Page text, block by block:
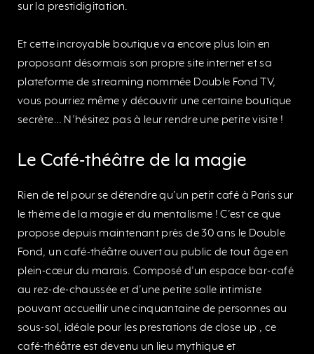
sur la prestidigitation.
Et cette incroyable boutique va encore plus loin en
proposant désormais son propre site internet et sa
plateforme de streaming nommée Double Fond TV,
vous pourriez même y découvrir une certaine boutique
secrète… N’hésitez pas à leur rendre une petite visite !
Le Café-théâtre de la magie
Rien de tel pour se détendre qu’un petit café à Paris sur
le thème de la magie et du mentalisme ! C’est ce que
propose depuis maintenant près de 30 ans le Double
Fond, un café-théâtre ouvert au public de tout âge en
plein-cœur du marais. Composé d’un espace bar-café
au rez-de-chaussée et d’une petite salle intimiste
pouvant accueillir une cinquantaine de personnes au
sous-sol, idéale pour les prestations de close up , ce
café-théâtre est devenu un lieu mythique et